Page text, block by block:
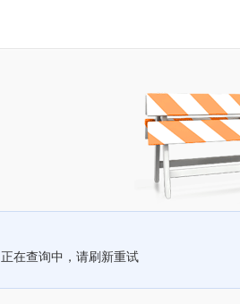
正在查询中，请刷新重试